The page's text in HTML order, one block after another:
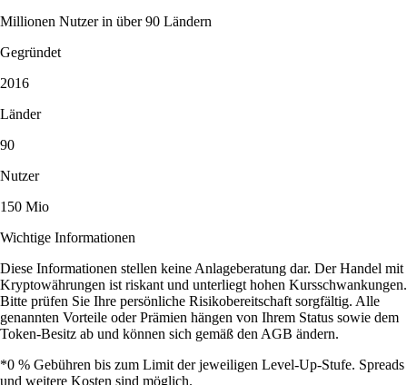
Millionen Nutzer in über 90 Ländern
Gegründet
2016
Länder
90
Nutzer
150 Mio
Wichtige Informationen
Diese Informationen stellen keine Anlageberatung dar. Der Handel mit
Kryptowährungen ist riskant und unterliegt hohen Kursschwankungen.
Bitte prüfen Sie Ihre persönliche Risikobereitschaft sorgfältig. Alle
genannten Vorteile oder Prämien hängen von Ihrem Status sowie dem
Token-Besitz ab und können sich gemäß den AGB ändern.
*0 % Gebühren bis zum Limit der jeweiligen Level-Up-Stufe. Spreads
und weitere Kosten sind möglich.